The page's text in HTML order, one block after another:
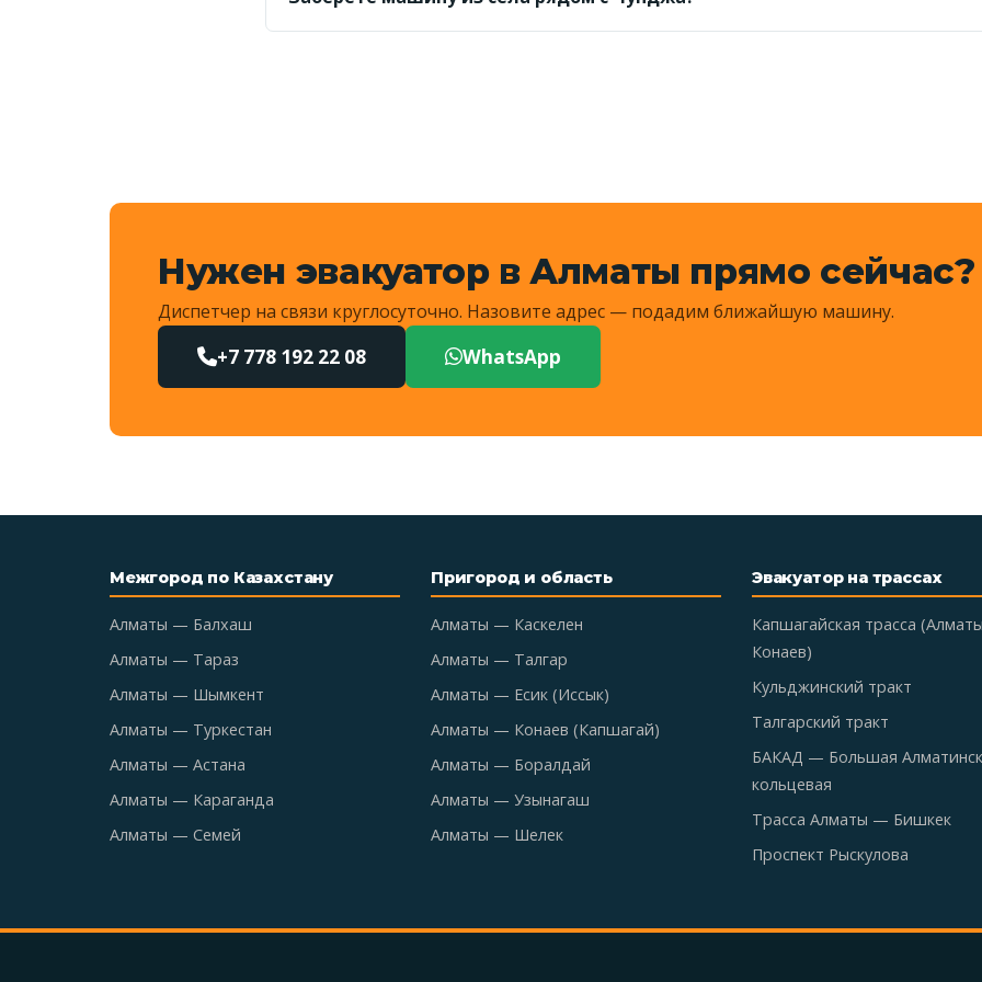
Нужен эвакуатор в Алматы прямо сейчас?
Диспетчер на связи круглосуточно. Назовите адрес — подадим ближайшую машину.
+7 778 192 22 08 WhatsApp
Межгород по Казахстану
Алматы — Балхаш
Алматы — Тараз
Алматы — Шымкент
Алматы — Туркестан
Алматы — Астана
Алматы — Караганда
Алматы — Семей
Пригород и область
Алматы — Каскелен
Алматы — Талгар
Алматы — Есик (Иссык)
Алматы — Конаев (Капшагай)
Алматы — Боралдай
Алматы — Узынагаш
Алматы — Шелек
Эвакуатор на трассах
Капшагайская трасса
Конаев)
Кульджинский тракт
Талгарский тракт
БАКАД — Большая
кольцевая
Трасса Алматы — Бишкек
Проспект Рыскулова